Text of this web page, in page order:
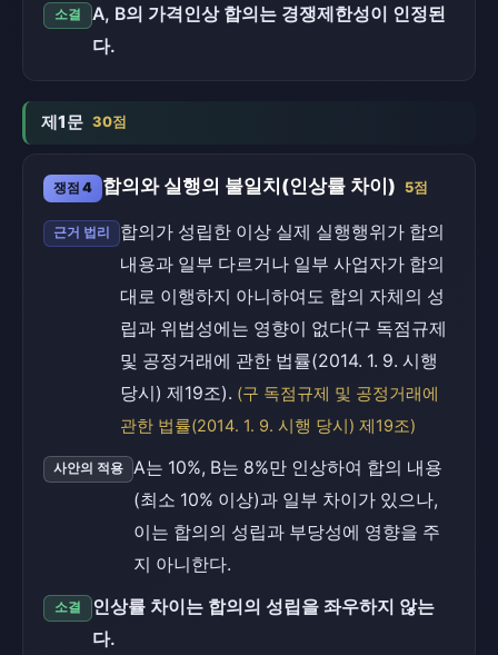
소결
A, B의 가격인상 합의는 경쟁제한성이 인정된
다.
제1문 30점
쟁점 4 합의와 실행의 불일치(인상률 차이) 5점
근거 법리
합의가 성립한 이상 실제 실행행위가 합의
내용과 일부 다르거나 일부 사업자가 합의
대로 이행하지 아니하여도 합의 자체의 성
립과 위법성에는 영향이 없다(구 독점규제
및 공정거래에 관한 법률(2014. 1. 9. 시행
당시) 제19조). (구 독점규제 및 공정거래에
관한 법률(2014. 1. 9. 시행 당시) 제19조)
사안의 적용
A는 10%, B는 8%만 인상하여 합의 내용
(최소 10% 이상)과 일부 차이가 있으나,
이는 합의의 성립과 부당성에 영향을 주
지 아니한다.
소결
인상률 차이는 합의의 성립을 좌우하지 않는
다.